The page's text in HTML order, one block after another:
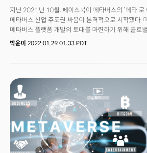
지난 2021년 10월, 페이스북이 메타버스의 ‘메타'로
메타버스 산업 주도권 싸움이 본격적으로 시작됐다.
메타버스 플랫폼 개발의 토대를 마련하기 위해 글로
인수했다. 애플은 첫 혼합현실(MR) 헤드셋을 준비하
메타 메타버스 콘텐츠 부문 부사장에 따르면 메타버
오랫동안 회사를 이끌어왔다. 그는 “최소 8년 전부터
소셜 3D 상호작용의 미래에 대해 이야기했다”며 “메
우리 생각에 늘 뿌리내리고 있었다"고 전했다.루빈 부
2D 게임 및 클라우드 게임 스트리밍 부사장이었다.
조직은 사명 선언과 함께 메타버스 조직의 일부가 됐
콘텐츠, AR/VR, 오큘러스 등 메타버스 그룹의 일부를
말하는 메타버스의 정의는 “당신이 디지털 세계에
박윤미 2022.01.29 01:33 PDT